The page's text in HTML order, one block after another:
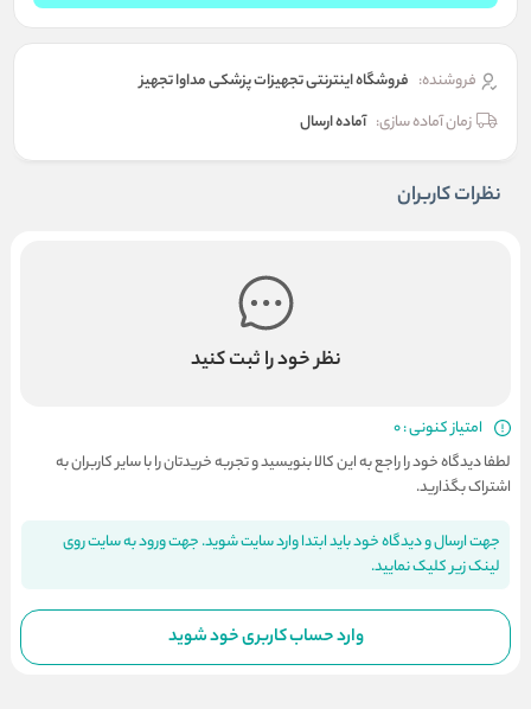
فروشنده: فروشگاه اینترنتی تجهیزات پزشکی مداوا تجهیز
زمان آماده سازی: آماده ارسال
نظرات کاربران
نظر خود را ثبت کنید
امتیاز کنونی : 0
لطفا دیدگاه خود را راجع به این کالا بنویسید و تجربه خریدتان را با سایر کاربران به
اشتراک بگذارید.
جهت ارسال و دیدگاه خود باید ابتدا وارد سایت شوید. جهت ورود به سایت روی
لینک زیر کلیک نمایید.
وارد حساب کاربری خود شوید